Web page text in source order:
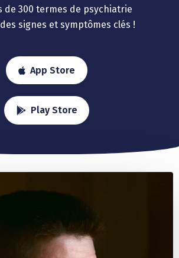
de 300 termes de psychiatrie
signes et symptômes clés !
App Store
Play Store